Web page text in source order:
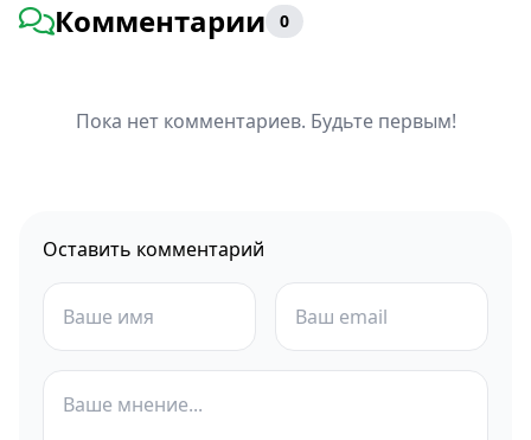
Комментарии 0
Пока нет комментариев. Будьте первым!
Оставить комментарий